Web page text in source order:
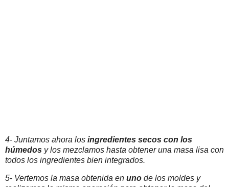
4- Juntamos ahora los ingredientes secos con los
húmedos y los mezclamos hasta obtener una masa lisa con
todos los ingredientes bien integrados.
5- Vertemos la masa obtenida en uno de los moldes y